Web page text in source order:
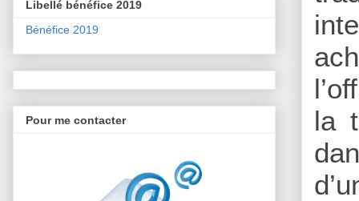
la
Libellé bénéfice 2019
Bénéfice 2019
Pour me contacter